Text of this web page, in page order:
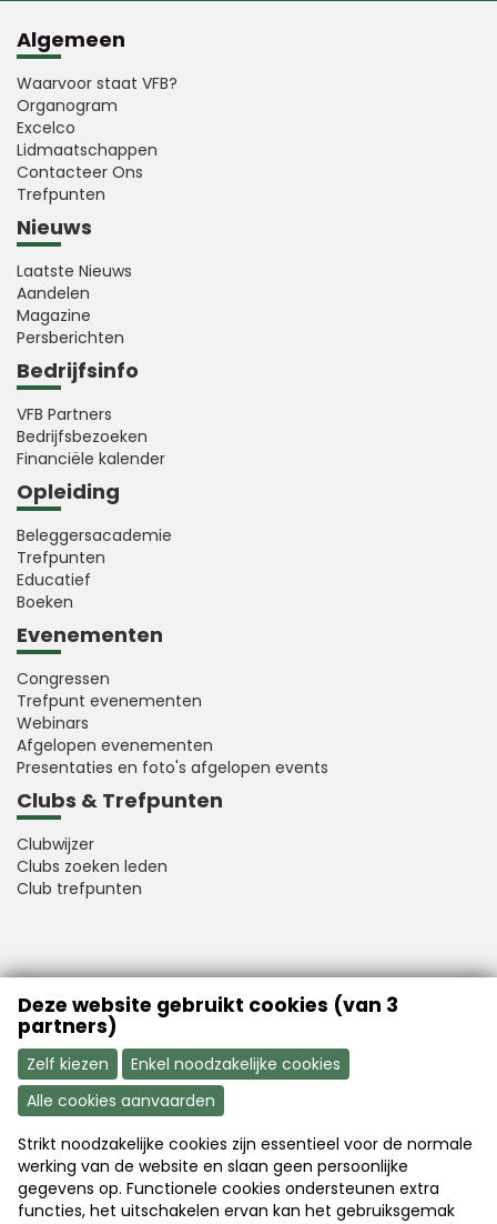
Algemeen
Waarvoor staat VFB?
Organogram
Excelco
Lidmaatschappen
Contacteer Ons
Trefpunten
Nieuws
Laatste Nieuws
Aandelen
Magazine
Persberichten
Bedrijfsinfo
VFB Partners
Bedrijfsbezoeken
Financiële kalender
Opleiding
Beleggersacademie
Trefpunten
Educatief
Boeken
Evenementen
Congressen
Trefpunt evenementen
Webinars
Afgelopen evenementen
Presentaties en foto's afgelopen events
Clubs & Trefpunten
Clubwijzer
Clubs zoeken leden
Club trefpunten
VFB is a member of Better Finance
Aanmelden Word nu lid
Deze website gebruikt cookies (van 3
partners)
Zelf kiezen
Enkel noodzakelijke cookies
Alle cookies aanvaarden
Strikt noodzakelijke cookies zijn essentieel voor de normale
werking van de website en slaan geen persoonlijke
gegevens op. Functionele cookies ondersteunen extra
functies, het uitschakelen ervan kan het gebruiksgemak